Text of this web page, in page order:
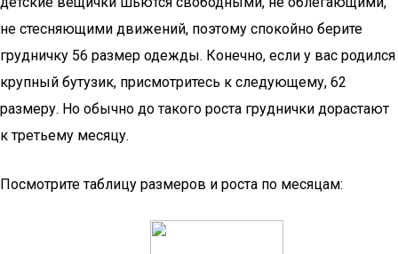
не стесняющими движений, поэтому спокойно берите
грудничку 56 размер одежды. Конечно, если у вас родился
крупный бутузик, присмотритесь к следующему, 62
размеру. Но обычно до такого роста груднички дорастают
к третьему месяцу.
Посмотрите таблицу размеров и роста по месяцам: